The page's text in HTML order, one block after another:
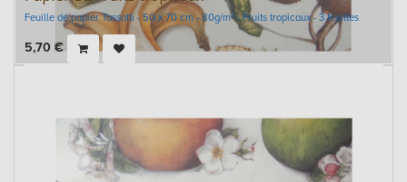
Feuille de papier Tassotti - 50 x 70 cm - 80g/m² - Fruits tropicaux - 3 feuilles
5,70 €